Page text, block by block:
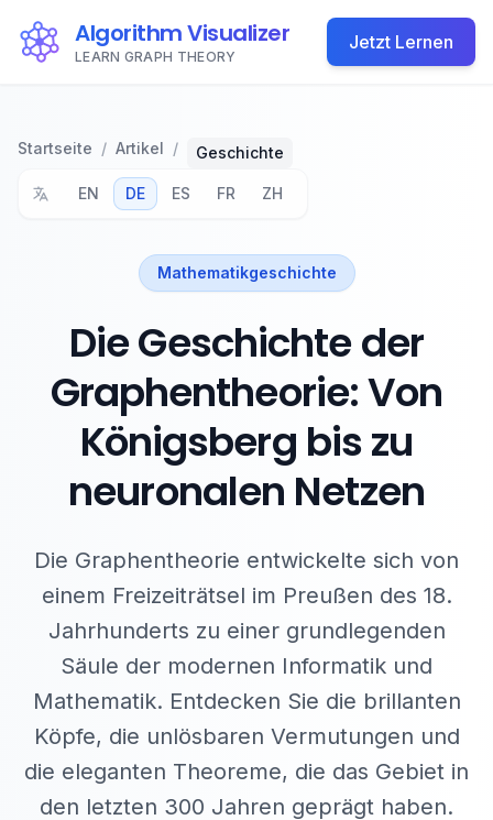
Algorithm Visualizer
LEARN GRAPH THEORY
Jetzt Lernen
Startseite / Artikel / Geschichte
EN DE ES FR ZH
Mathematikgeschichte
Die Geschichte der
Graphentheorie: Von
Königsberg bis zu
neuronalen Netzen
Die Graphentheorie entwickelte sich von
einem Freizeiträtsel im Preußen des 18.
Jahrhunderts zu einer grundlegenden
Säule der modernen Informatik und
Mathematik. Entdecken Sie die brillanten
Köpfe, die unlösbaren Vermutungen und
die eleganten Theoreme, die das Gebiet in
den letzten 300 Jahren geprägt haben.